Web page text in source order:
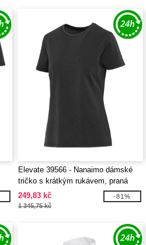
Elevate 39566 - Nanaimo dámské
tričko s krátkým rukávem, praná
úprava, gramáž 160 g/m2
249,83 kč
1 345,75 kč
-81%